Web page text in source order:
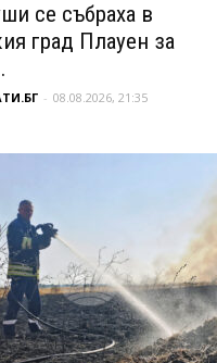
се събраха в
град Плауен за
- 08.08.2026, 21:35